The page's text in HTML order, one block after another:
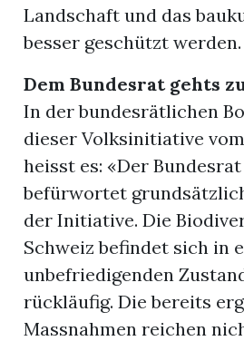
Landschaft und das
besser geschützt werden.
Dem Bundesrat gehts
In der bundesrätlichen
dieser Volksinitiative
heisst es: «Der Bundesrat
befürwortet
der Initiative. Die
Schweiz befindet sich in
unbefriedigenden
rückläufig. Die bereits
Massnahmen reichen